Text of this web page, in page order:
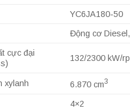
YC6JA180-50
Động cơ
cực đại
132/2300 kW/
xylanh 6.870 cm3
4×2